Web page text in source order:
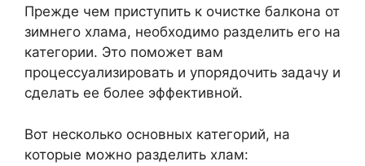
Прежде чем приступить к очистке балкона от
зимнего хлама, необходимо разделить его на
категории. Это поможет вам
процессуализировать и упорядочить задачу и
сделать ее более эффективной.
Вот несколько основных категорий, на
которые можно разделить хлам: